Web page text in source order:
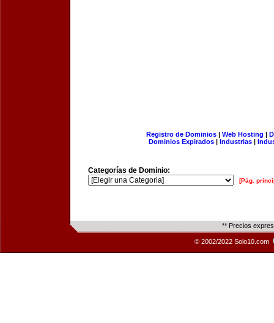
Registro de Dominios| Web Hosting |
Dominios Expirados | Industrias |
Categorías de Dominio:
[Pág.
** Precios
© 2002/2022 Solo10.com